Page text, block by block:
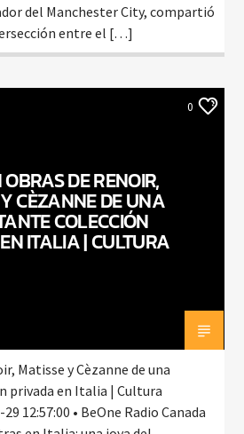
del Manchester City, compartió
entre el […]
0
DE RENOIR,
CÈZANNE DE UNA
COLECCIÓN
ITALIA | CULTURA
Matisse y Cèzanne de una
privada en Italia | Cultura
12:57:00 • BeOne Radio Canada